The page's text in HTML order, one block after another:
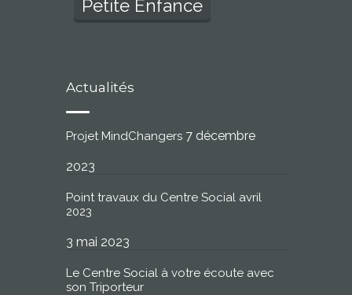
Petite Enfance
Actualités
Projet MindChangers 7 décembre
2023
Point travaux du Centre Social avril
2023
3 mai 2023
Le Centre Social à votre écoute avec
son Triporteur